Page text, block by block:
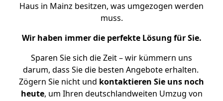
Haus in Mainz besitzen, was umgezogen werden
muss.
Wir haben immer die perfekte Lösung für Sie.
Sparen Sie sich die Zeit – wir kümmern uns
darum, dass Sie die besten Angebote erhalten.
Zögern Sie nicht und kontaktieren Sie uns noch
heute, um Ihren deutschlandweiten Umzug von